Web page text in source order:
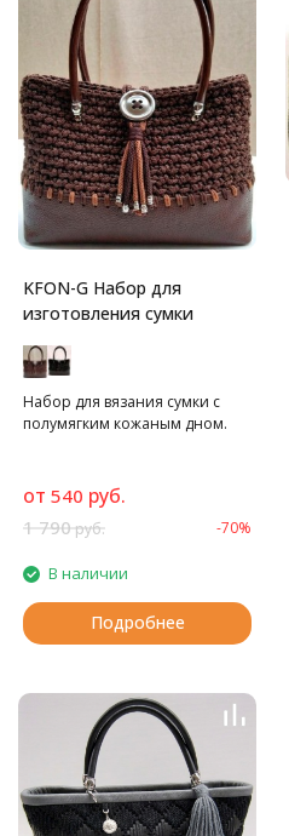
KFON-G Набор для
изготовления сумки
Набор для вязания сумки с
полумягким кожаным дном.
от 540 руб.
1 790руб. -70%
В наличии
Подробнее